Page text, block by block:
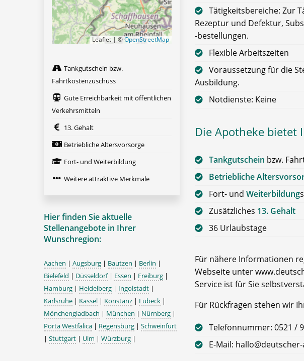
Tätigkeitsbereiche: Zur
Rezeptur und Defektur,
-bestellungen.
Flexible Arbeitszeiten
Voraussetzung für die
Ausbildung.
Notdienste: Keine
Die Apotheke bietet
Tankgutschein bzw.
Betriebliche
Fort- und Weiterbildung
Zusätzliches 13. Gehalt
36 Urlaubstage
Für nähere Informationen
Webseite unter
Service ist für Sie
Für Rückfragen stehen wir
Telefonnummer: 0521 /
E-Mail:
Leaflet | ©OpenStreetMap
Tankgutschein bzw.
Fahrtkostenzuschuss
Gute Erreichbarkeit mit öffentlichen
Verkehrsmitteln
13. Gehalt
Betriebliche Altersvorsorge
Fort- und Weiterbildung
Weitere attraktive Merkmale
Hier finden Sie aktuelle
Stellenangebote in Ihrer
Wunschregion:
Aachen | Augsburg | Bautzen | Berlin |
Bielefeld | Düsseldorf| Essen | Freiburg |
Hamburg | Heidelberg | Ingolstadt |
Karlsruhe | Kassel | Konstanz | Lübeck |
Mönchengladbach | München | Nürnberg |
Porta Westfalica | Regensburg | Schweinfurt
| Stuttgart | Ulm | Würzburg |